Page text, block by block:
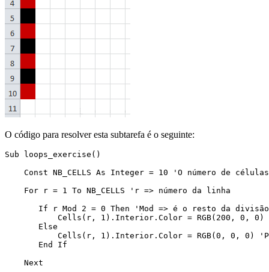
O código para resolver esta subtarefa é o seguinte:
Sub loops_exercise()
Const NB_CELLS As Integer = 10 'O número de
    For r = 1 To NB_CELLS 'r => número da linha
       If r Mod 2 = 0 Then 'Mod => é o resto da divisão
Cells(r, 1).Interior.Color = RGB(200, 0, 0)
       Else
Cells(r, 1).Interior.Color = RGB(0, 0, 0)
       End If
    Next